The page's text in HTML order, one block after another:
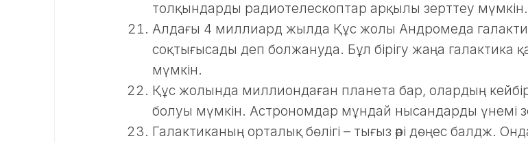
толқындарды радиотелескоптар арқылы зерттеу мүмкін.
Алдағы 4 миллиард жылда Құс жолы Андромеда
соқтығысады деп болжануда. Бұл бірігу жаңа галактика
мүмкін.
Құс жолында миллиондаған планета бар, олардың
болуы мүмкін. Астрономдар мұндай нысандарды үнемі
Галактиканың орталық бөлігі – тығыз әрі дөңес балдж.